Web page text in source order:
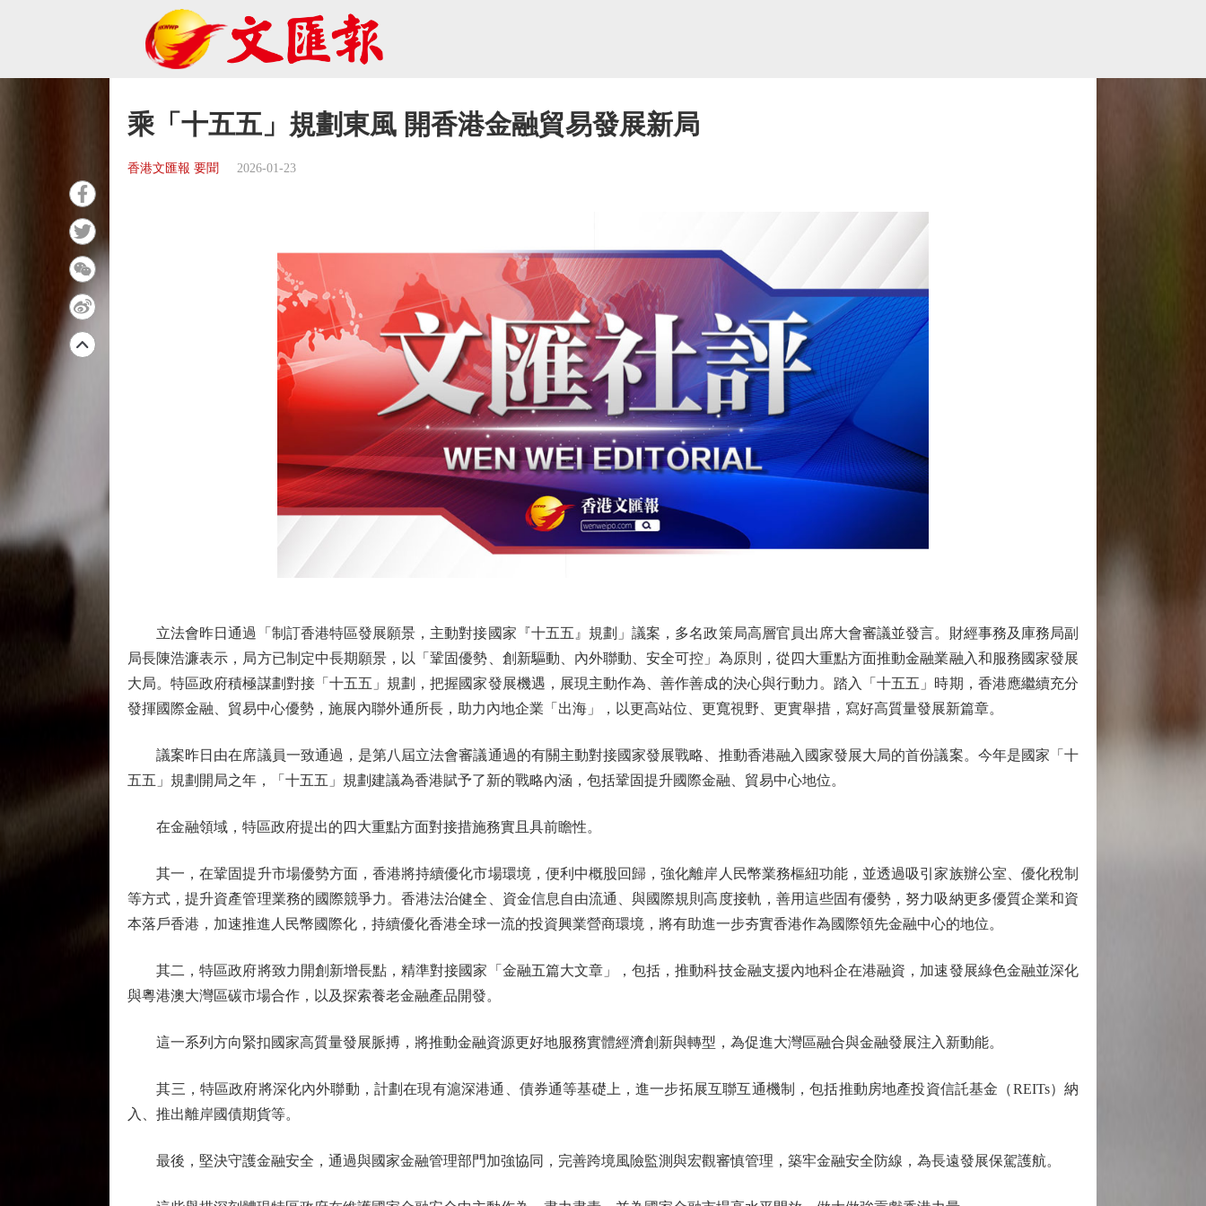
乘「十五五」規劃東風 開香港金融貿易發展新局
香港文匯報 要聞 2026-01-23
立法會昨日通過「制訂香港特區發展願景，主動對接國家『十五五』規劃」議案，多名政策局高層官員出席大會審議並發言。財經事務及庫務局副
局長陳浩濂表示，局方已制定中長期願景，以「鞏固優勢、創新驅動、內外聯動、安全可控」為原則，從四大重點方面推動金融業融入和服務國家發展
大局。特區政府積極謀劃對接「十五五」規劃，把握國家發展機遇，展現主動作為、善作善成的決心與行動力。踏入「十五五」時期，香港應繼續充分
發揮國際金融、貿易中心優勢，施展內聯外通所長，助力內地企業「出海」，以更高站位、更寬視野、更實舉措，寫好高質量發展新篇章。
議案昨日由在席議員一致通過，是第八屆立法會審議通過的有關主動對接國家發展戰略、推動香港融入國家發展大局的首份議案。今年是國家「十
五五」規劃開局之年，「十五五」規劃建議為香港賦予了新的戰略內涵，包括鞏固提升國際金融、貿易中心地位。
在金融領域，特區政府提出的四大重點方面對接措施務實且具前瞻性。
其一，在鞏固提升市場優勢方面，香港將持續優化市場環境，便利中概股回歸，強化離岸人民幣業務樞紐功能，並透過吸引家族辦公室、優化稅制
等方式，提升資產管理業務的國際競爭力。香港法治健全、資金信息自由流通、與國際規則高度接軌，善用這些固有優勢，努力吸納更多優質企業和資
本落戶香港，加速推進人民幣國際化，持續優化香港全球一流的投資興業營商環境，將有助進一步夯實香港作為國際領先金融中心的地位。
其二，特區政府將致力開創新增長點，精準對接國家「金融五篇大文章」，包括，推動科技金融支援內地科企在港融資，加速發展綠色金融並深化
與粵港澳大灣區碳市場合作，以及探索養老金融產品開發。
這一系列方向緊扣國家高質量發展脈搏，將推動金融資源更好地服務實體經濟創新與轉型，為促進大灣區融合與金融發展注入新動能。
其三，特區政府將深化內外聯動，計劃在現有滬深港通、債券通等基礎上，進一步拓展互聯互通機制，包括推動房地產投資信託基金（REITs）納
入、推出離岸國債期貨等。
最後，堅決守護金融安全，通過與國家金融管理部門加強協同，完善跨境風險監測與宏觀審慎管理，築牢金融安全防線，為長遠發展保駕護航。